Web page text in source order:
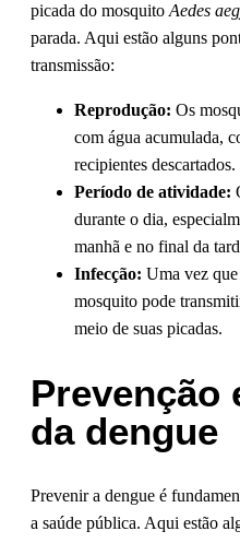
picada do mosquito Aedes
parada. Aqui estão alguns
transmissão:
Reprodução: Os
com água acumulada,
recipientes descartados.
Período de atividade:
durante o dia,
manhã e no final da
Infecção: Uma vez
mosquito pode
meio de suas picadas.
Prevenção
da dengue
Prevenir a dengue é
a saúde pública. Aqui estão